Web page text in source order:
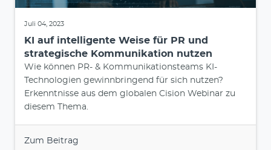
Juli 04, 2023
KI auf intelligente Weise für PR und
strategische Kommunikation nutzen
Wie können PR- & Kommunikationsteams KI-
Technologien gewinnbringend für sich nutzen?
Erkenntnisse aus dem globalen Cision Webinar zu
diesem Thema.
Zum Beitrag